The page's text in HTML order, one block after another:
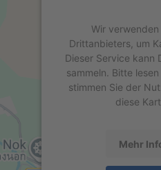
Wir
Drittanbieters, um
Dieser Service kann
sammeln. Bitte
stimmen Sie der
diese
Mehr